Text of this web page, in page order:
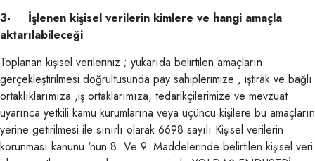
3- İşlenen kişisel verilerin kimlere ve hangi amaçla
aktarılabileceği
Toplanan kişisel verileriniz ; yukarıda belirtilen amaçların
gerçekleştirilmesi doğrultusunda pay sahiplerimize , iştirak ve bağlı
ortaklıklarımıza ,iş ortaklarımıza, tedarikçilerimize ve mevzuat
uyarınca yetkili kamu kurumlarına veya üçüncü kişilere bu amaçların
yerine getirilmesi ile sınırlı olarak 6698 sayılı Kişisel verilerin
korunması kanunu ‘nun 8. Ve 9. Maddelerinde belirtilen kişisel veri